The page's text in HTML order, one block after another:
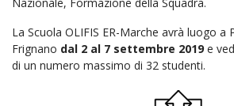
La Scuola OLIFIS ER-Marche avrà luogo a
Frignano dal 2 al 7 settembre 2019 e
di un numero massimo di 32 studenti.